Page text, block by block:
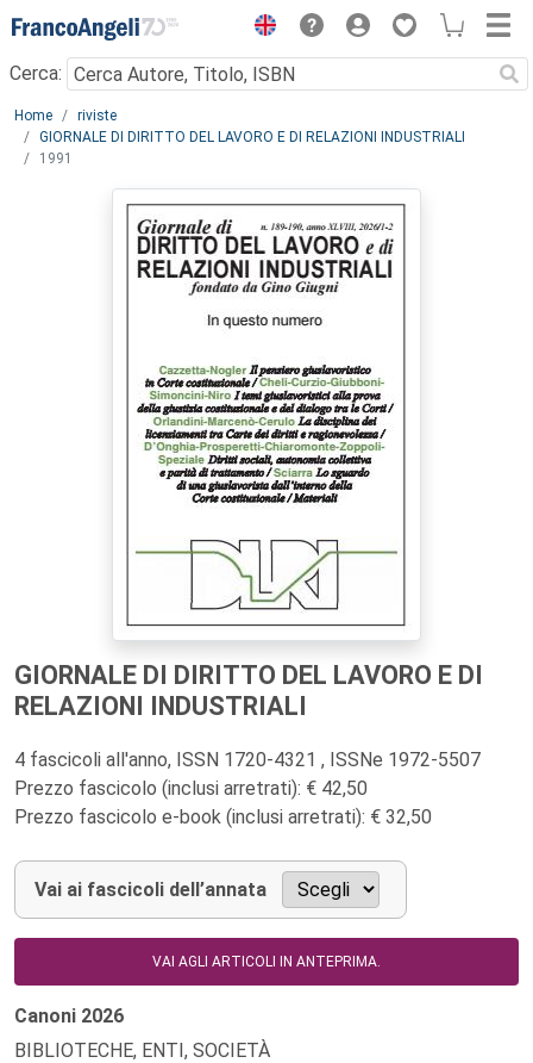
Menu
Cerca:
Main content
Home
riviste
GIORNALE DI DIRITTO DEL LAVORO E DI RELAZIONI INDUSTRIALI
1991
GIORNALE DI DIRITTO DEL LAVORO E DI
RELAZIONI INDUSTRIALI
4 fascicoli all'anno, ISSN 1720-4321 , ISSNe 1972-5507
Prezzo fascicolo (inclusi arretrati): € 42,50
Prezzo fascicolo e-book (inclusi arretrati): € 32,50
Vai ai fascicoli dell’annata
VAI AGLI ARTICOLI IN ANTEPRIMA.
Canoni 2026
BIBLIOTECHE, ENTI, SOCIETÀ